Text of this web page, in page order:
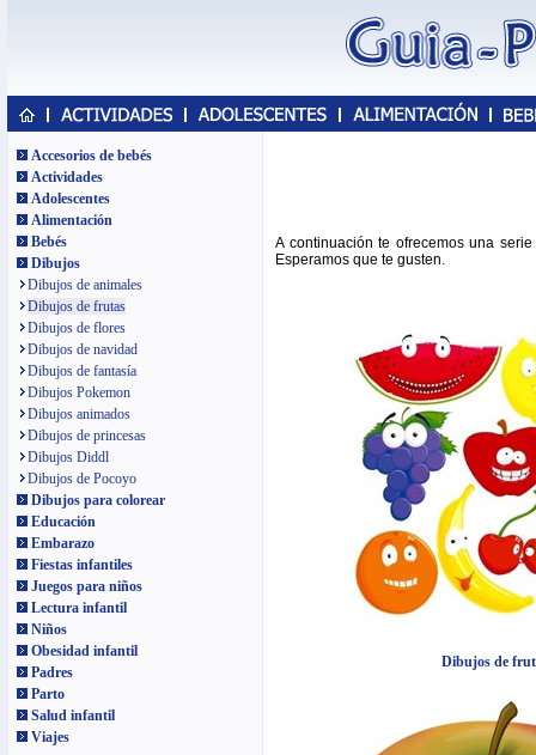
Accesorios de bebés
Actividades
Adolescentes
Alimentación
Bebés
Dibujos
Dibujos de animales
Dibujos de frutas
Dibujos de flores
Dibujos de navidad
Dibujos de fantasía
Dibujos Pokemon
Dibujos animados
Dibujos de princesas
Dibujos Diddl
Dibujos de Pocoyo
Dibujos para colorear
Educación
Embarazo
Fiestas infantiles
Juegos para niños
Lectura infantil
Niños
Obesidad infantil
Padres
Parto
Salud infantil
Viajes
A continuación te ofrecemos una
Esperamos que te gusten.
Dibujos de